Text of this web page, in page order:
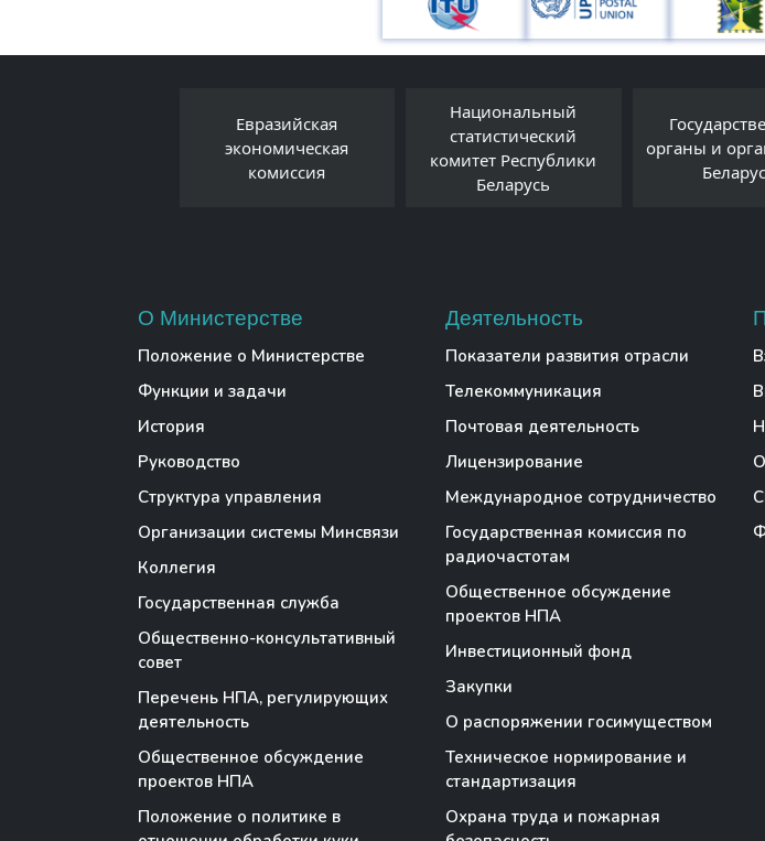
Евразийская
экономическая
комиссия
Национальный
статистический
комитет Республики
Беларусь
органы и
О Министерстве
Положение о Министерстве
Функции и задачи
История
Руководство
Структура управления
Организации системы Минсвязи
Коллегия
Государственная служба
Общественно-консультативный
совет
Перечень НПА, регулирующих
деятельность
Общественное обсуждение
проектов НПА
Положение о политике в
Деятельность
Показатели развития отрасли
Телекоммуникация
Почтовая деятельность
Лицензирование
Международное сотрудничество
Государственная комиссия по
радиочастотам
Общественное обсуждение
проектов НПА
Инвестиционный фонд
Закупки
О распоряжении госимуществом
Техническое нормирование и
стандартизация
Охрана труда и пожарная